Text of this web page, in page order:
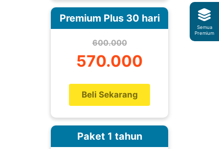
Premium Plus 30 hari
600.000
570.000
Beli Sekarang
Paket 1 tahun
Semua
Premium